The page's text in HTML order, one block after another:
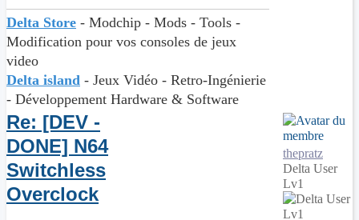
Delta Store - Modchip - Mods - Tools -
Modification pour vos consoles de jeux
video
Delta island - Jeux Vidéo - Retro-Ingénierie
- Développement Hardware & Software
Re: [DEV -
DONE] N64
Switchless
Overclock
thepratz
Delta User
Lv1